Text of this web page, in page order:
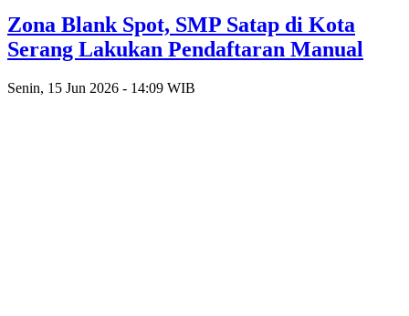
Zona Blank Spot, SMP Satap di Kota
Serang Lakukan Pendaftaran Manual
Senin, 15 Jun 2026 - 14:09 WIB